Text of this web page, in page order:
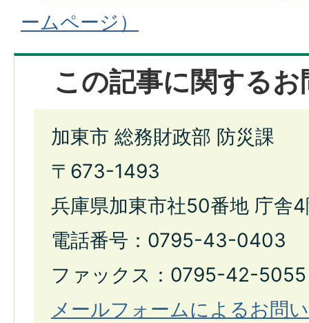
ームページ）
この記事に関する
加東市 総務財政部 防災課
〒673-1493
兵庫県加東市社50番地 庁舎
電話番号：0795-43-0403
ファックス：0795-42-5055
メールフォームによるお問